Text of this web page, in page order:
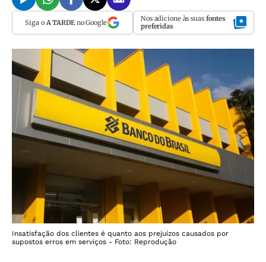
Siga o A TARDEno Google Nos adicione às suas fontes
preferidas
Insatisfação dos clientes é quanto aos prejuízos causados por
supostos erros em serviços - Foto: Reprodução